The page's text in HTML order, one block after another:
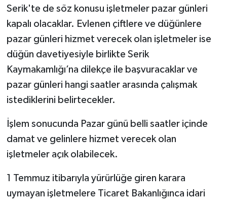
Serik'te de söz konusu işletmeler pazar günleri
kapalı olacaklar. Evlenen çiftlere ve düğünlere
pazar günleri hizmet verecek olan işletmeler ise
düğün davetiyesiyle birlikte Serik
Kaymakamlığı’na dilekçe ile başvuracaklar ve
pazar günleri hangi saatler arasında çalışmak
istediklerini belirtecekler.
İşlem sonucunda Pazar günü belli saatler içinde
damat ve gelinlere hizmet verecek olan
işletmeler açık olabilecek.
1 Temmuz itibarıyla yürürlüğe giren karara
uymayan işletmelere Ticaret Bakanlığınca idari